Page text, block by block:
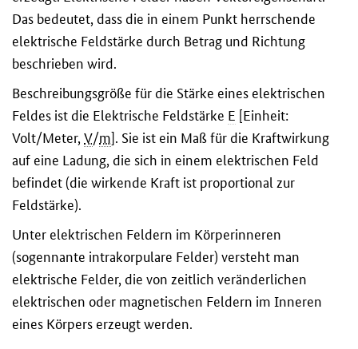
Das bedeutet, dass die in einem Punkt herrschende
elektrische Feldstärke durch Betrag und Richtung
beschrieben wird.
Beschreibungsgröße für die Stärke eines elektrischen
Feldes ist die Elektrische Feldstärke E [Einheit:
Volt/Meter, V/m]. Sie ist ein Maß für die Kraftwirkung
auf eine Ladung, die sich in einem elektrischen Feld
befindet (die wirkende Kraft ist proportional zur
Feldstärke).
Unter elektrischen Feldern im Körperinneren
(sogennante intrakorpulare Felder) versteht man
elektrische Felder, die von zeitlich veränderlichen
elektrischen oder magnetischen Feldern im Inneren
eines Körpers erzeugt werden.